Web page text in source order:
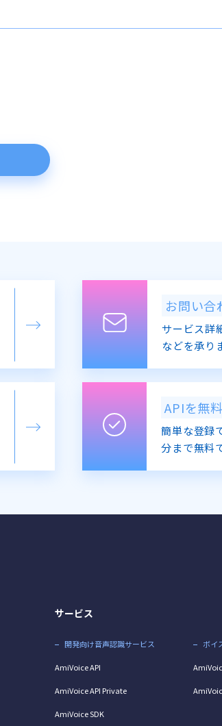
お問い合
サービス詳
などを承り
APIを無
簡単な登録
分まで無料
サービス
開発向け音声認識サービス
AmiVoice API
AmiVoice API Private
AmiVoice SDK
ボイ